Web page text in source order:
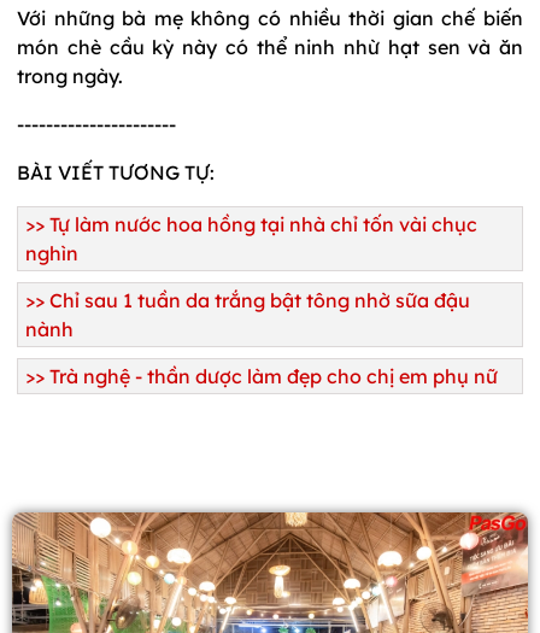
Với những bà mẹ không có nhiều thời gian chế biến
món chè cầu kỳ này có thể ninh nhừ hạt sen và ăn
trong ngày.
----------------------
BÀI VIẾT TƯƠNG TỰ:
>> Tự làm nước hoa hồng tại nhà chỉ tốn vài chục
nghìn
>> Chỉ sau 1 tuần da trắng bật tông nhờ sữa đậu
nành
>> Trà nghệ - thần dược làm đẹp cho chị em phụ nữ